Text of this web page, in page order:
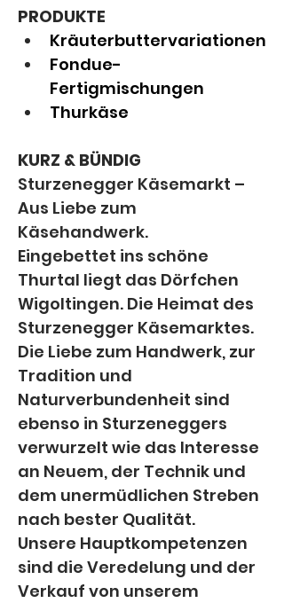
PRODUKTE
Kräuterbuttervariationen
Fondue-
Fertigmischungen
Thurkäse
KURZ & BÜNDIG
Sturzenegger Käsemarkt –
Aus Liebe zum
Käsehandwerk.
Eingebettet ins schöne
Thurtal liegt das Dörfchen
Wigoltingen. Die Heimat des
Sturzenegger Käsemarktes.
Die Liebe zum Handwerk, zur
Tradition und
Naturverbundenheit sind
ebenso in Sturzeneggers
verwurzelt wie das Interesse
an Neuem, der Technik und
dem unermüdlichen Streben
nach bester Qualität.
Unsere Hauptkompetenzen
sind die Veredelung und der
Verkauf von unserem